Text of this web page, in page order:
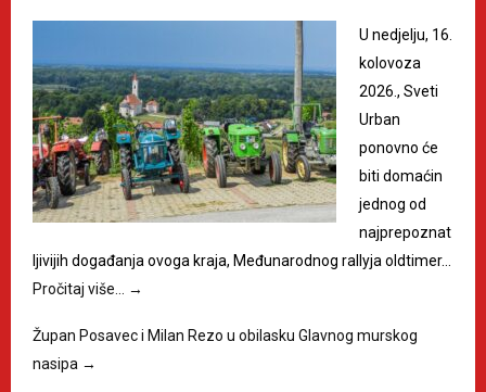
U nedjelju, 16.
kolovoza
2026., Sveti
Urban
ponovno će
biti domaćin
jednog od
najprepoznat
ljivijih događanja ovoga kraja, Međunarodnog rallyja oldtimer…
Pročitaj više…
→
Župan Posavec i Milan Rezo u obilasku Glavnog murskog
nasipa →